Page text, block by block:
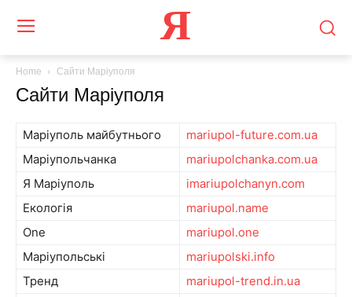
Я
Home Сайти Маріуполя
Сайти Маріуполя
Маріуполь майбутнього
mariupol-future.com.ua
Маріупольчанка
mariupolchanka.com.ua
Я Маріуполь
imariupolchanyn.com
Екологія
mariupol.name
One
mariupol.one
Маріупольські
mariupolski.info
Тренд
mariupol-trend.in.ua